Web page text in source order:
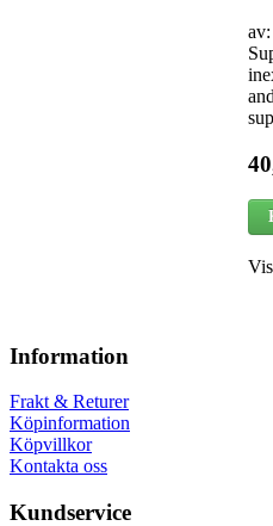
Information
Frakt & Returer
Köpinformation
Köpvillkor
Kontakta oss
Kundservice